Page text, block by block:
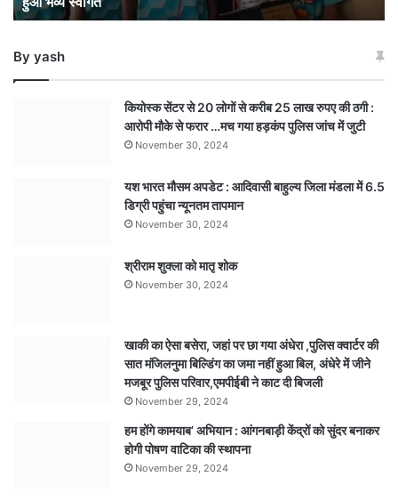
भव्य
By yash
कियोस्क सेंटर से 20 लोगों से करीब 25 लाख रुपए की ठगी :
आरोपी मौके से फरार …मच गया हड़कंप पुलिस जांच में जुटी
November 30, 2024
यश भारत मौसम अपडेट : आदिवासी बाहुल्य जिला मंडला में 6.5
डिग्री पहुंचा न्यूनतम तापमान
November 30, 2024
श्रीराम शुक्ला को मातृ शोक
November 30, 2024
खाकी का ऐसा बसेरा, जहां पर छा गया अंधेरा ,पुलिस क्वार्टर की
सात मंजिलनुमा बिल्डिंग का जमा नहीं हुआ बिल, अंधेरे में जीने
मजबूर पुलिस परिवार,एमपीईबी ने काट दी बिजली
November 29, 2024
हम होंगे कामयाब’ अभियान : आंगनबाड़ी केंद्रों को सुंदर बनाकर
होगी पोषण वाटिका की स्थापना
November 29, 2024